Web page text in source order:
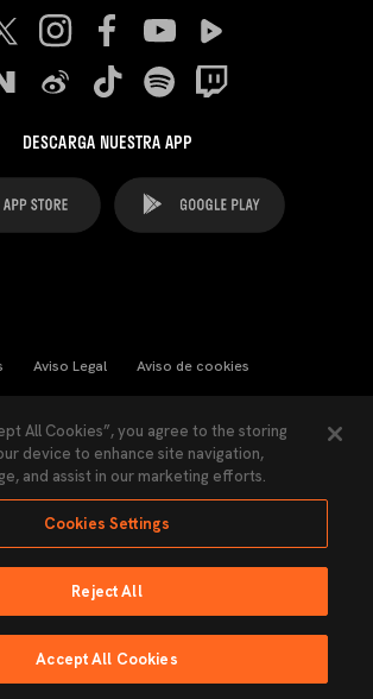
DESCARGA NUESTRA APP
Aviso Legal Aviso de cookies
Política de Privacidad
Accesibilidad
puede ser reproducida sin el permiso del Valencia
Hecho por Lobo.
All Cookies”, you agree to the storing
device to enhance site navigation,
and assist in our marketing efforts.
Cookies Settings
Reject All
Accept All Cookies